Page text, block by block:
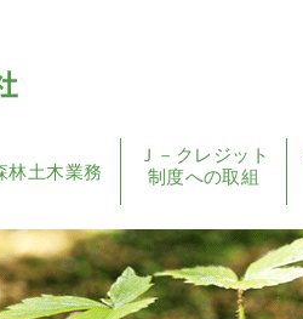
林土木業務
Ｊ－クレジット
制度への取組